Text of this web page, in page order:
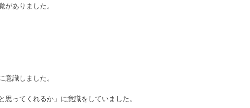
ありました。
識しました。
ってくれるか」に意識をしていました。